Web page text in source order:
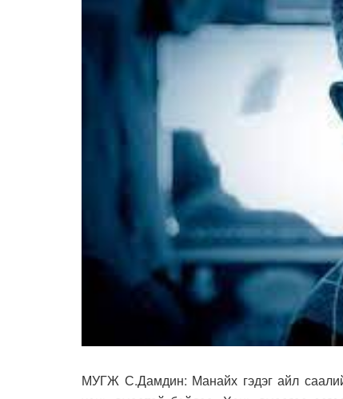
МУГЖ С.Дамдин: Манайх гэдэг айл